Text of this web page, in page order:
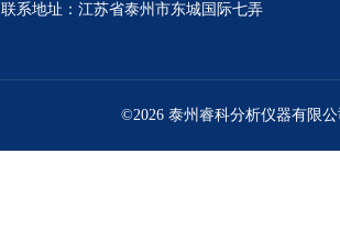
联系地址：江苏省泰州市东城国际七弄
©2026 泰州睿科分析仪器有限